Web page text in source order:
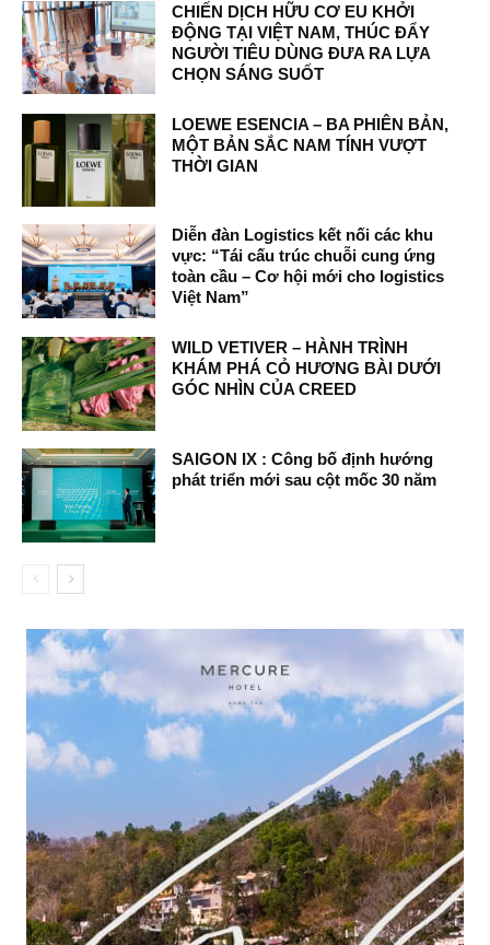
CHIẾN DỊCH HỮU CƠ EU KHỞI
ĐỘNG TẠI VIỆT NAM, THÚC ĐẨY
NGƯỜI TIÊU DÙNG ĐƯA RA LỰA
CHỌN SÁNG SUỐT
LOEWE ESENCIA – BA PHIÊN BẢN,
MỘT BẢN SẮC NAM TÍNH VƯỢT
THỜI GIAN
Diễn đàn Logistics kết nối các khu
vực: “Tái cấu trúc chuỗi cung ứng
toàn cầu – Cơ hội mới cho logistics
Việt Nam”
WILD VETIVER – HÀNH TRÌNH
KHÁM PHÁ CỎ HƯƠNG BÀI DƯỚI
GÓC NHÌN CỦA CREED
SAIGON IX : Công bố định hướng
phát triển mới sau cột mốc 30 năm